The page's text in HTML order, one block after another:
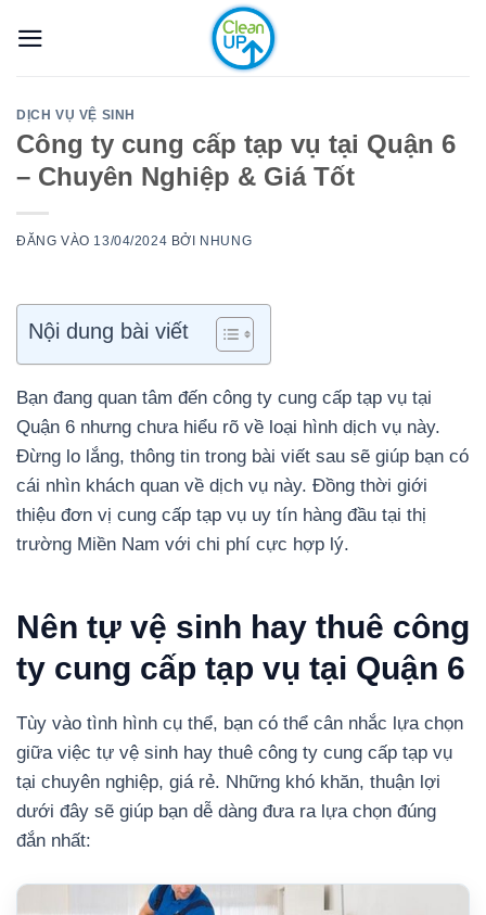
qua
DỊCH VỤ VỆ SINH
Công ty cung cấp tạp vụ tại Quận 6
– Chuyên Nghiệp & Giá Tốt
ĐĂNG VÀO 13/04/2024 BỞI NHUNG
Nội dung bài viết
Bạn đang quan tâm đến công ty cung cấp tạp vụ tại
Quận 6 nhưng chưa hiểu rõ về loại hình dịch vụ này.
Đừng lo lắng, thông tin trong bài viết sau sẽ giúp bạn có
cái nhìn khách quan về dịch vụ này. Đồng thời giới
thiệu đơn vị cung cấp tạp vụ uy tín hàng đầu tại thị
trường Miền Nam với chi phí cực hợp lý.
Nên tự vệ sinh hay thuê công
ty cung cấp tạp vụ tại Quận 6
Tùy vào tình hình cụ thể, bạn có thể cân nhắc lựa chọn
giữa việc tự vệ sinh hay thuê công ty cung cấp tạp vụ
tại chuyên nghiệp, giá rẻ. Những khó khăn, thuận lợi
dưới đây sẽ giúp bạn dễ dàng đưa ra lựa chọn đúng
đắn nhất: